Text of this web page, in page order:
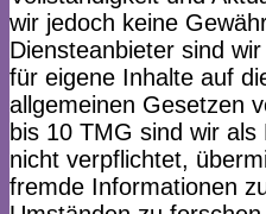
wir jedoch keine
Diensteanbieter sind
für eigene Inhalte auf
allgemeinen Gesetzen
bis 10 TMG sind wir
nicht verpflichtet,
fremde Informationen